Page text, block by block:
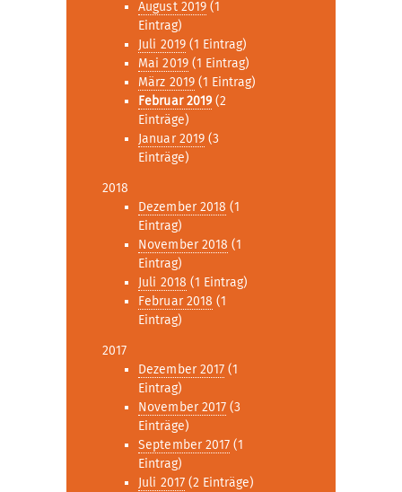
August 2019 (1
Eintrag)
Juli 2019(1 Eintrag)
Mai 2019(1 Eintrag)
März 2019(1 Eintrag)
Februar 2019(2
Einträge)
Januar 2019 (3
Einträge)
2018
Dezember 2018 (1
Eintrag)
November 2018 (1
Eintrag)
Juli 2018 (1 Eintrag)
Februar 2018 (1
Eintrag)
2017
Dezember 2017 (1
Eintrag)
November 2017 (3
Einträge)
September 2017 (1
Eintrag)
Juli 2017(2 Einträge)